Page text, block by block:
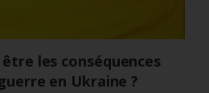
les conséquences
en Ukraine ?